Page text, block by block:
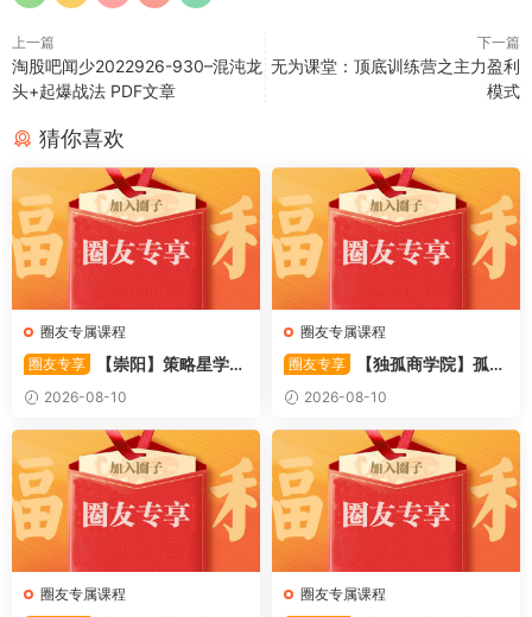
上一篇
淘股吧闻少2022926-930–混沌龙
头+起爆战法 PDF文章
下一篇
无为课堂：顶底训练营之主力盈利
模式
猜你喜欢
圈友专属课程
圈友专享
【崇阳】策略星学
院-崇阳-日内期权t+0战法 6视
频
2026-08-10
圈友专属课程
圈友专享
【独孤商学院】孤独
商学院 孤独《股票T+0日内交
易实战课》共10集
2026-08-10
圈友专属课程
圈友专属课程